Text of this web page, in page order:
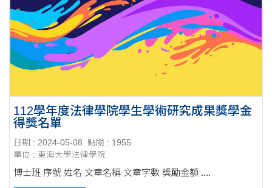
112學年度法律學院學生學術研究成果獎學金
得獎名單
日期 : 2024-05-08
點閱 : 1955
單位 : 東海大學法律學院
博士班 序號 姓名 文章名稱 文章字數 獎勵金額 ....